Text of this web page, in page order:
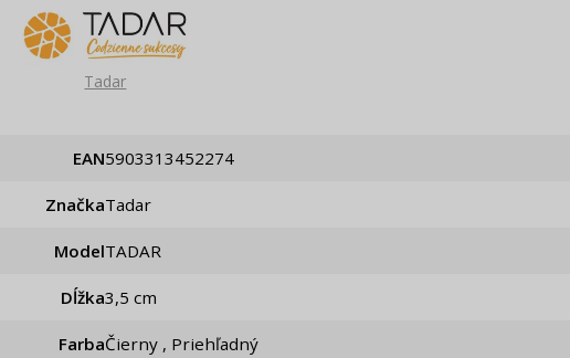
Tadar
EAN 5903313452274
Značka Tadar
Model TADAR
Dĺžka 3,5 cm
Farba Čierny , Priehľadný